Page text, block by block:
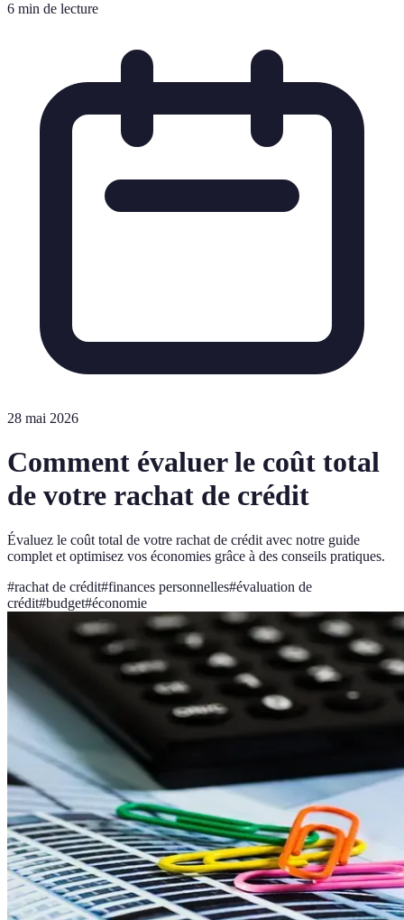
6 min de lecture
28 mai 2026
Comment évaluer le coût total
de votre rachat de crédit
Évaluez le coût total de votre rachat de crédit avec notre guide
complet et optimisez vos économies grâce à des conseils pratiques.
#rachat de crédit#finances personnelles#évaluation de
crédit#budget#économie